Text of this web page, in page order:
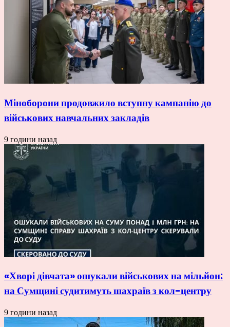
Міноборони продовжило вступну кампанію до
військових навчальних закладів
9 години назад
«Хворі дівчата» ошукали військових на мільйон:
на Сумщині судитимуть шахраїв з кол-центру
9 години назад